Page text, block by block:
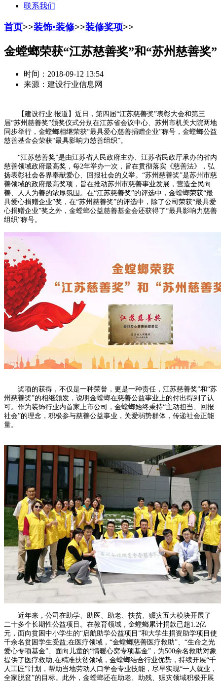
联系我们
首页>>装饰•装修>>装修奖项>>
金螳螂荣获“江苏慈善奖”和“苏州慈善奖”
时间：2018-09-12 13:54
来源：建设行业信息网
【建设行业.报道】近日，第四届“江苏慈善奖”表彰大会和第三
届“苏州慈善奖”颁奖仪式分别在江苏省会议中心、苏州市机关大院两地
同步举行，金螳螂相继荣获“最具爱心慈善捐赠企业”称号，金螳螂公益
慈善基金会荣获“最具影响力慈善组织”。
“江苏慈善奖”是由江苏省人民政府主办、江苏省民政厅承办的省内
慈善领域政府最高奖，每2年举办一次，旨在贯彻落实《慈善法》，弘
扬表彰社会各界奉献爱心、回报社会的义举。“苏州慈善奖”是苏州市慈
善领域的政府最高奖项，旨在推动苏州市慈善事业发展，营造全民向
善、人人为善的浓厚氛围。在“江苏慈善奖”的评选中，金螳螂荣获“最
具爱心捐赠企业”奖，在“苏州慈善奖”的评选中，除了公司荣获“最具爱
心捐赠企业”奖之外，金螳螂公益慈善基金会还获得了“最具影响力慈善
组织”称号。
奖项的获得，不仅是一种荣誉，更是一种责任，江苏慈善奖”和“苏
州慈善奖”的相继颁发，说明金螳螂在慈善公益事业上的付出得到了认
可。作为装饰行业内首家上市公司，金螳螂始终秉持“主动担当、回报
社会”的理念，积极参与慈善公益事业，关爱弱势群体，传递社会正能
量。
近年来，公司在助学、助医、助老、扶贫、赈灾五大模块开展了
二十多个长期性公益项目。在教育领域，金螳螂累计捐款已超1.2亿
元，面向贫困中小学生的“启航助学公益项目”和大学生捐资助学项目使
千余名贫困学生受益;在医疗领域，“金螳螂慈善医疗救助”、“生命之光
爱心专项基金”、面向儿童的“情暖心窝专项基金”，为500余名救助对象
提供了医疗救助;在精准扶贫领域，金螳螂结合行业优势，持续开展“千
人工匠”计划，帮助当地劳动人口学会专业技能，尽早实现“一人就业，
全家脱贫”的目标。此外，金螳螂还在助老、助残、赈灾领域积极开展